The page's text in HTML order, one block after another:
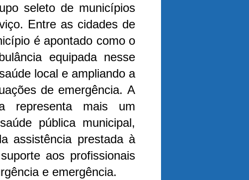
seleto de municípios
Entre as cidades de
é apontado como o
equipada nesse
local e ampliando a
de emergência. A
representa mais um
pública municipal,
assistência prestada à
suporte aos profissionais
e emergência.